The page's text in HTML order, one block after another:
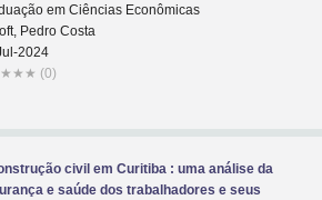
em Ciências Econômicas
Pedro Costa
2024
★ ★ ★ (0)
civil em Curitiba : uma análise da
e saúde dos trabalhadores e seus